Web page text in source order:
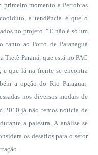
momento a Petrobras
a tendência é que o
no projeto. “E não é só um
tanto ao Porto de Paranaguá
Paraná, que está no PAC
e que lá na frente se encontra
a opção do Rio Paraguai.
nos diversos modais de
2010 já não temos notícia de
a palestra. A análise se
os desafios para o setor